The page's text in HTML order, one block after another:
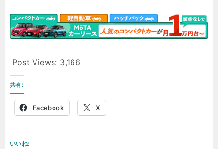
Post Views: 3,166
共有:
Facebook X
いいね: